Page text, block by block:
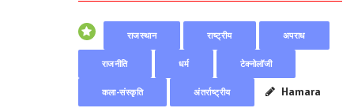
राजस्थान राष्ट्रीय अपराध
राजनीति धर्म टेक्नोलॉजी
कला-संस्कृति अंतर्राष्ट्रीय
Hamara